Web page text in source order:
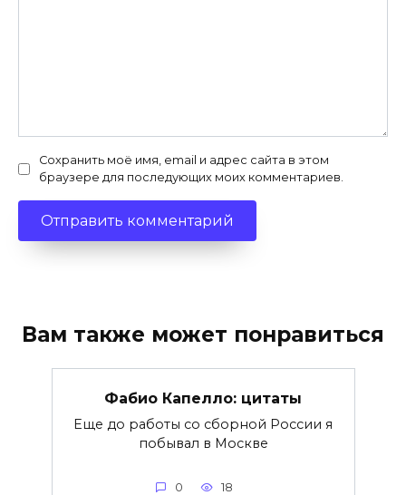
Сохранить моё имя, email и адрес сайта в этом
браузере для последующих моих комментариев.
Вам также может понравиться
Фабио Капелло: цитаты
Еще до работы со сборной России я
побывал в Москве
0 18